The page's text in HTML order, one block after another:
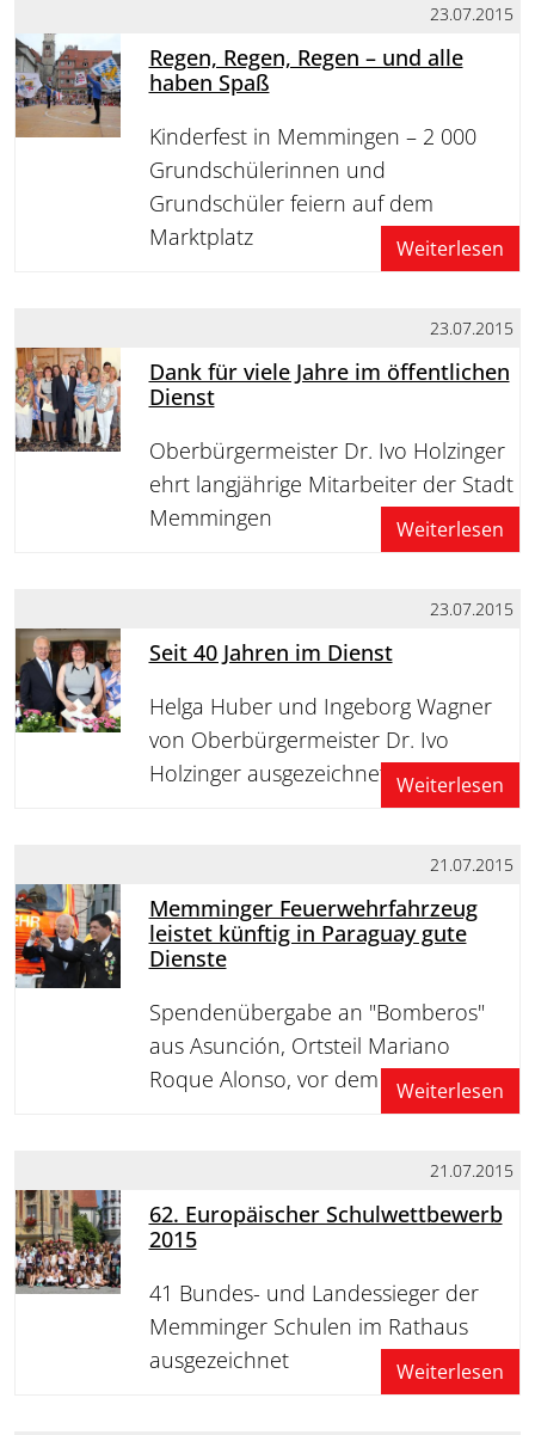
23.07.2015
Regen, Regen, Regen – und alle
haben Spaß
Kinderfest in Memmingen – 2 000
Grundschülerinnen und
Grundschüler feiern auf dem
Marktplatz
Weiterlesen
23.07.2015
Dank für viele Jahre im öffentlichen
Dienst
Oberbürgermeister Dr. Ivo Holzinger
ehrt langjährige Mitarbeiter der Stadt
Memmingen
Weiterlesen
23.07.2015
Seit 40 Jahren im Dienst
Helga Huber und Ingeborg Wagner
von Oberbürgermeister Dr. Ivo
Holzinger ausgezeichnet Weiterlesen
21.07.2015
Memminger Feuerwehrfahrzeug
leistet künftig in Paraguay gute
Dienste
Spendenübergabe an "Bomberos"
aus Asunción, Ortsteil Mariano
Roque Alonso, vor dem Rathaus
Weiterlesen
21.07.2015
62. Europäischer Schulwettbewerb
2015
41 Bundes- und Landessieger der
Memminger Schulen im Rathaus
ausgezeichnet
Weiterlesen